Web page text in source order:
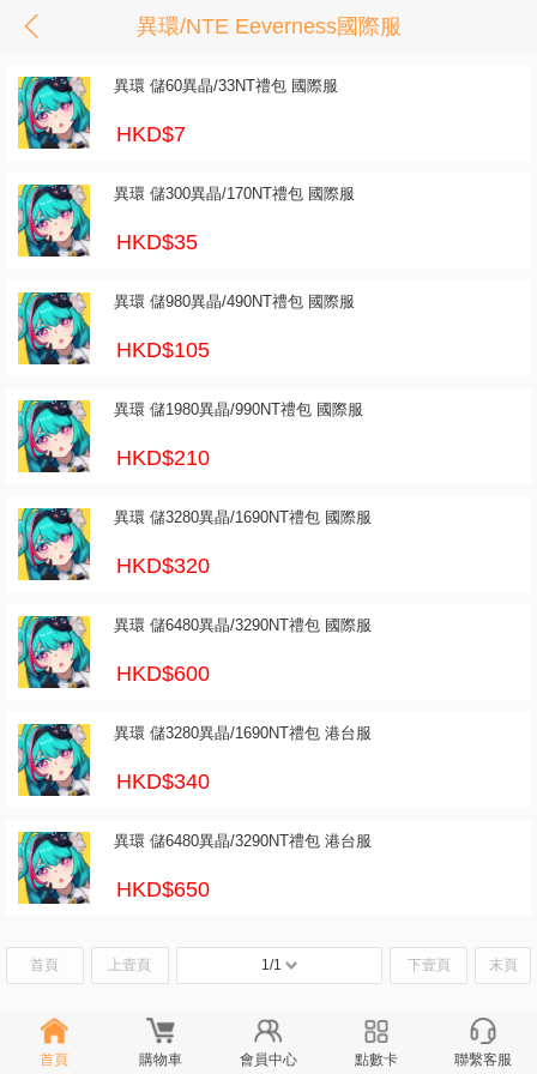
異環/NTE Eeverness國際服
異環 儲60異晶/33NT禮包 國際服
HKD$7
異環 儲300異晶/170NT禮包 國際服
HKD$35
異環 儲980異晶/490NT禮包 國際服
HKD$105
異環 儲1980異晶/990NT禮包 國際服
HKD$210
異環 儲3280異晶/1690NT禮包 國際服
HKD$320
異環 儲6480異晶/3290NT禮包 國際服
HKD$600
異環 儲3280異晶/1690NT禮包 港台服
HKD$340
異環 儲6480異晶/3290NT禮包 港台服
HKD$650
首頁 上壹頁 1/1 下壹頁 末頁
首頁 購物車 會員中心 點數卡 聯繫客服